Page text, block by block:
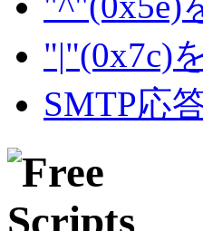
"|"(0x7c)
SMTP応